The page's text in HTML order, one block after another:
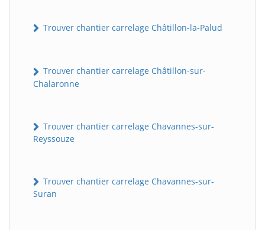
Trouver chantier carrelage Châtillon-la-Palud
Trouver chantier carrelage Châtillon-sur-
Chalaronne
Trouver chantier carrelage Chavannes-sur-
Reyssouze
Trouver chantier carrelage Chavannes-sur-
Suran